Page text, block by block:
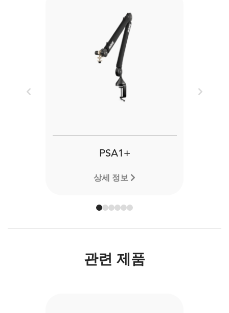
PSA1+
상세 정보
Previous Next
관련 제품